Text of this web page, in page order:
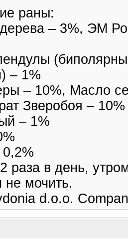
раны:
– 3%, ЭМ
– 1%
– 10%, Масло
Зверобоя – 10%
– 1%
раза в день,
не мочить.
d.o.o.